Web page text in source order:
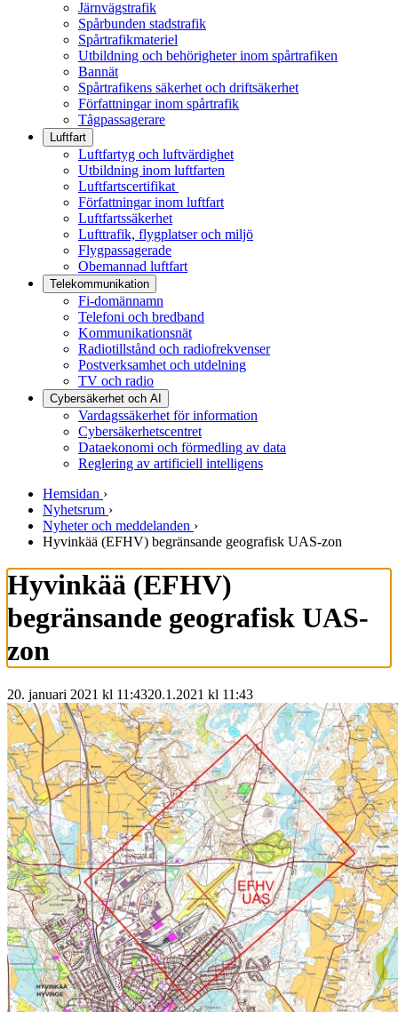
Järnvägstrafik
Spårbunden stadstrafik
Spårtrafikmateriel
Utbildning och behörigheter inom spårtrafiken
Bannät
Spårtrafikens säkerhet och driftsäkerhet
Författningar inom spårtrafik
Tågpassagerare
Luftfart
Luftfartyg och luftvärdighet
Utbildning inom luftfarten
Luftfartscertifikat
Författningar inom luftfart
Luftfartssäkerhet
Lufttrafik, flygplatser och miljö
Flygpassagerade
Obemannad luftfart
Telekommunikation
Fi-domännamn
Telefoni och bredband
Kommunikationsnät
Radiotillstånd och radiofrekvenser
Postverksamhet och utdelning
TV och radio
Cybersäkerhet och AI
Vardagssäkerhet för information
Cybersäkerhetscentret
Dataekonomi och förmedling av data
Reglering av artificiell intelligens
Hemsidan ›
Nyhetsrum ›
Nyheter och meddelanden ›
Hyvinkää (EFHV) begränsande geografisk UAS-zon
Hyvinkää (EFHV)
begränsande geografisk UAS-
zon
20. januari 2021 kl 11:4320.1.2021 kl 11:43